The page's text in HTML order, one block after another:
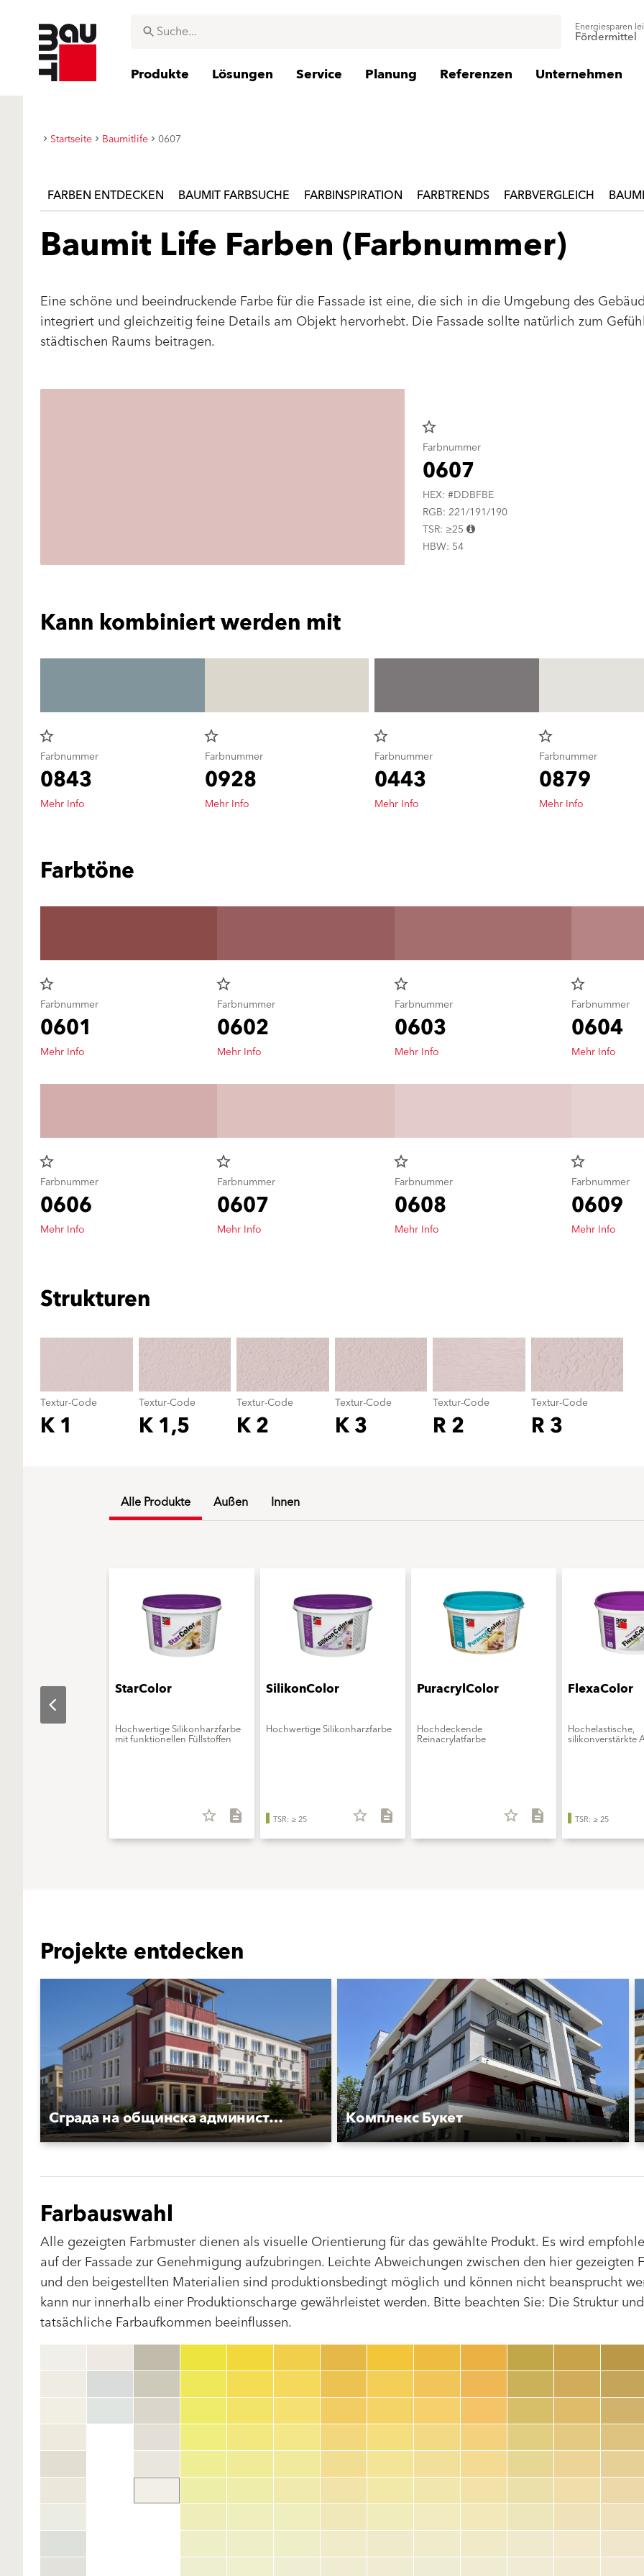
Energiesparen
Fördermittel
Produkte Lösungen Service Planung Referenzen Unternehmen
Startseite Baumitlife 0607
FARBEN ENTDECKEN BAUMIT FARBSUCHE FARBINSPIRATION FARBTRENDS FARBVERGLEICH
Baumit Life Farben (Farbnummer)
Eine schöne und beeindruckende Farbe für die Fassade ist eine, die sich in die Umgebung des
integriert und gleichzeitig feine Details am Objekt hervorhebt. Die Fassade sollte natürlich zum
städtischen Raums beitragen.
star_border
Farbnummer
0607
HEX: #DDBFBE
RGB: 221/191/190
TSR: ≥25
HBW: 54
Kann kombiniert werden mit
star_border
Farbnummer
0843
Mehr Info
star_border
Farbnummer
0928
Mehr Info
star_border
Farbnummer
0443
Mehr Info
star_border
Farbnummer
0879
Mehr Info
Farbtöne
star_border
Farbnummer
0601
Mehr Info
star_border
Farbnummer
0602
Mehr Info
star_border
Farbnummer
0603
Mehr Info
star_border
Farbnummer
0604
Mehr Info
star_border
Farbnummer
0606
Mehr Info
star_border
Farbnummer
0607
Mehr Info
star_border
Farbnummer
0608
Mehr Info
star_border
Farbnummer
0609
Mehr Info
Strukturen
Textur-Code
K 1
Textur-Code
K 1,5
Textur-Code
K 2
Textur-Code
K 3
Textur-Code
R 2
Textur-Code
R 3
Alle Produkte Außen Innen
StarColor
Hochwertige Silikonharzfarbe
mit funktionellen Füllstoffen
star_border description
SilikonColor
Hochwertige Silikonharzfarbe
TSR: ≥ 25 star_border description
PuracrylColor
Hochdeckende
Reinacrylatfarbe
star_border description
FlexaColor
Hochelastische,
silikonverstärkte
TSR: ≥ 25
Projekte entdecken
Сграда на общинска администрация Лясковец Комплекс Букет
Farbauswahl
Alle gezeigten Farbmuster dienen als visuelle Orientierung für das gewählte Produkt. Es wird
auf der Fassade zur Genehmigung aufzubringen. Leichte Abweichungen zwischen den hier gezeigten
und den beigestellten Materialien sind produktionsbedingt möglich und können nicht beansprucht
kann nur innerhalb einer Produktionscharge gewährleistet werden. Bitte beachten Sie: Die Struktur
tatsächliche Farbaufkommen beeinflussen.
color_name
HEX:hex_code
HBW:hbw_code